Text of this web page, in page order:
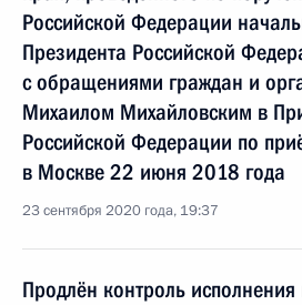
Российской Федерации
Президента Российской
с обращениями граждан и
Михаилом Михайловским в
Российской Федерации по
в Москве 22 июня 2018 года
23 сентября 2020 года, 19:37
Продлён контроль исполнения